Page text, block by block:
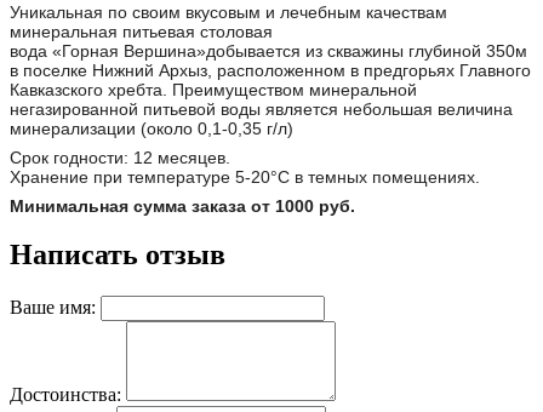
Уникальная по своим вкусовым и лечебным качествам
минеральная питьевая столовая
вода «Горная Вершина»добывается из скважины глубиной 350м
в поселке Нижний Архыз, расположенном в предгорьях Главного
Кавказского хребта. Преимуществом минеральной
негазированной питьевой воды является небольшая величина
минерализации (около 0,1-0,35 г/л)
Срок годности: 12 месяцев.
Хранение при температуре 5-20°С в темных помещениях.
Минимальная сумма заказа от 1000 руб.
Написать отзыв
Ваше имя:
Достоинства: